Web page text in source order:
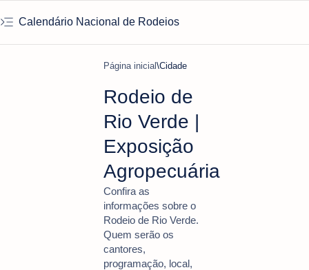
Calendário Nacional de Rodeios
Página inicial Cidade
Rodeio de
Rio Verde |
Exposição
Agropecuária
Confira as
informações sobre o
Rodeio de Rio Verde.
Quem serão os
cantores,
programação, local,